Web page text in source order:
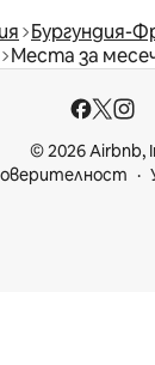
Бургундия-
Места за
© 2026 Airbnb,